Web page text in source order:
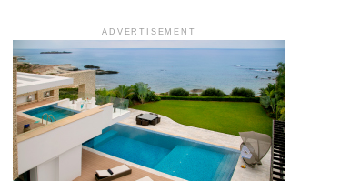
ADVERTISEMENT